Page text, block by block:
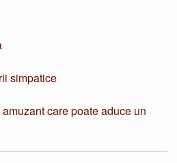
simpatice
care poate aduce un